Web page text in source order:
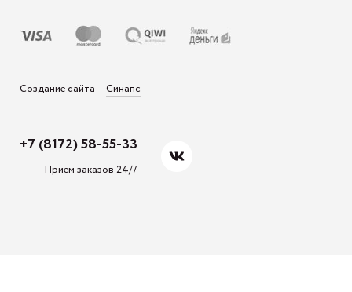
Создание сайта —Синапс
+7 (8172) 58-55-33
Приём заказов 24/7